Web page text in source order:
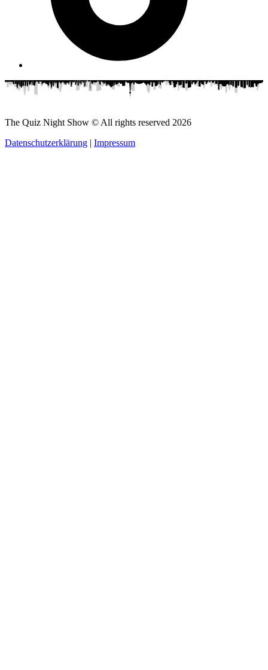
The Quiz Night Show © All rights reserved 2026
Datenschutzerklärung | Impressum